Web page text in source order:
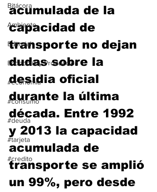
Bitácora
Ambiente
Editorial
Economía y Producción
#economia
#consumo
#deuda
#tarjeta
#credito
acumulada de la
capacidad de
transporte no dejan
dudas sobre la
desidia oficial
durante la última
década. Entre 1992
y 2013 la capacidad
acumulada de
transporte se amplió
un 99%, pero desde